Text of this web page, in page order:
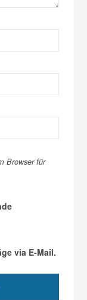
Browser für
via E-Mail.